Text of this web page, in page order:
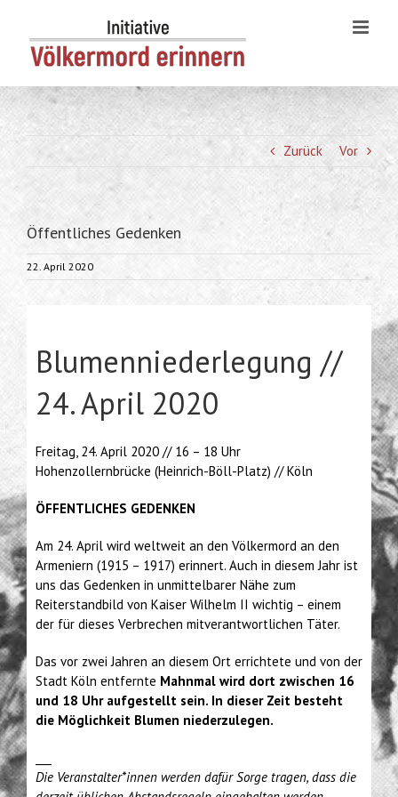
content
Zurück Vor
Öffentliches Gedenken
22. April 2020
Blumenniederlegung //
24. April 2020
Freitag, 24. April 2020 // 16 – 18 Uhr
Hohenzollernbrücke (Heinrich-Böll-Platz) // Köln
ÖFFENTLICHES GEDENKEN
Am 24. April wird weltweit an den Völkermord an den
Armeniern (1915 – 1917) erinnert. Auch in diesem Jahr ist
uns das Gedenken in unmittelbarer Nähe zum
Reiterstandbild von Kaiser Wilhelm II wichtig – einem
der für dieses Verbrechen mitverantwortlichen Täter.
Das vor zwei Jahren an diesem Ort errichtete und von der
Stadt Köln entfernte Mahnmal wird dort zwischen 16
und 18 Uhr aufgestellt sein. In dieser Zeit besteht
die Möglichkeit Blumen niederzulegen.
Die Veranstalter*innen werden dafür Sorge tragen, dass die